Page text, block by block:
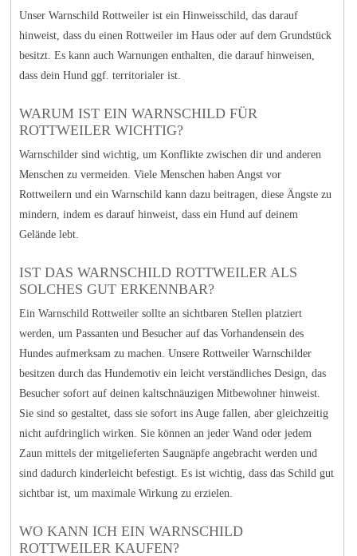
Unser Warnschild Rottweiler ist ein Hinweisschild, das darauf
hinweist, dass du einen Rottweiler im Haus oder auf dem Grundstück
besitzt. Es kann auch Warnungen enthalten, die darauf hinweisen,
dass dein Hund ggf. territorialer ist.
WARUM IST EIN WARNSCHILD FÜR
ROTTWEILER WICHTIG?
Warnschilder sind wichtig, um Konflikte zwischen dir und anderen
Menschen zu vermeiden. Viele Menschen haben Angst vor
Rottweilern und ein Warnschild kann dazu beitragen, diese Ängste zu
mindern, indem es darauf hinweist, dass ein Hund auf deinem
Gelände lebt.
IST DAS WARNSCHILD ROTTWEILER ALS
SOLCHES GUT ERKENNBAR?
Ein Warnschild Rottweiler sollte an sichtbaren Stellen platziert
werden, um Passanten und Besucher auf das Vorhandensein des
Hundes aufmerksam zu machen. Unsere Rottweiler Warnschilder
besitzen durch das Hundemotiv ein leicht verständliches Design, das
Besucher sofort auf deinen kaltschnäuzigen Mitbewohner hinweist.
Sie sind so gestaltet, dass sie sofort ins Auge fallen, aber gleichzeitig
nicht aufdringlich wirken. Sie können an jeder Wand oder jedem
Zaun mittels der mitgelieferten Saugnäpfe angebracht werden und
sind dadurch kinderleicht befestigt. Es ist wichtig, dass das Schild gut
sichtbar ist, um maximale Wirkung zu erzielen.
WO KANN ICH EIN WARNSCHILD
ROTTWEILER KAUFEN?